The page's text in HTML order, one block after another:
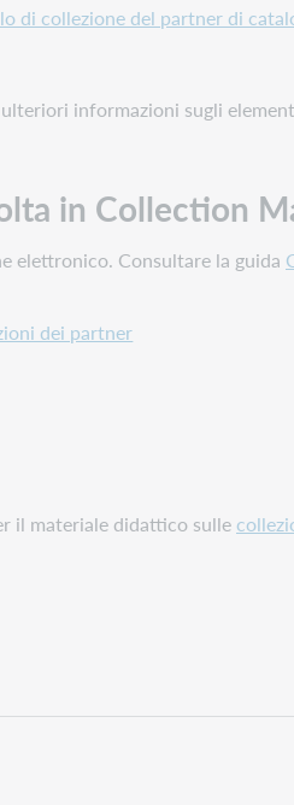
di collezione del partner di
informazioni sugli
in Collection
elettronico. Consultare la guida
dei partner
il materiale didattico sulle